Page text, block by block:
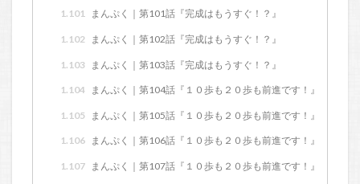
1.101 まんぷく｜第101話『完成はもうすぐ！？』
1.102 まんぷく｜第102話『完成はもうすぐ！？』
1.103 まんぷく｜第103話『完成はもうすぐ！？』
1.104 まんぷく｜第104話『１０歩も２０歩も前進です！』
1.105 まんぷく｜第105話『１０歩も２０歩も前進です！』
1.106 まんぷく｜第106話『１０歩も２０歩も前進です！』
1.107 まんぷく｜第107話『１０歩も２０歩も前進です！』